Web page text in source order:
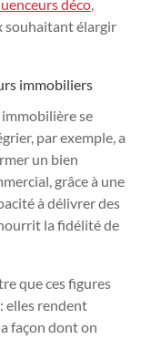
déco
souhaitant élargir
immobiliers
se
par exemple, a
un bien
grâce à une
à délivrer des
la fidélité de
que ces figures
elles rendent
façon dont on